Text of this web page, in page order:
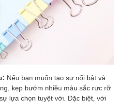
Nếu bạn muốn tạo sự nổi bật và
kẹp bướm nhiều màu sắc rực rỡ
lựa chọn tuyệt vời. Đặc biệt, với